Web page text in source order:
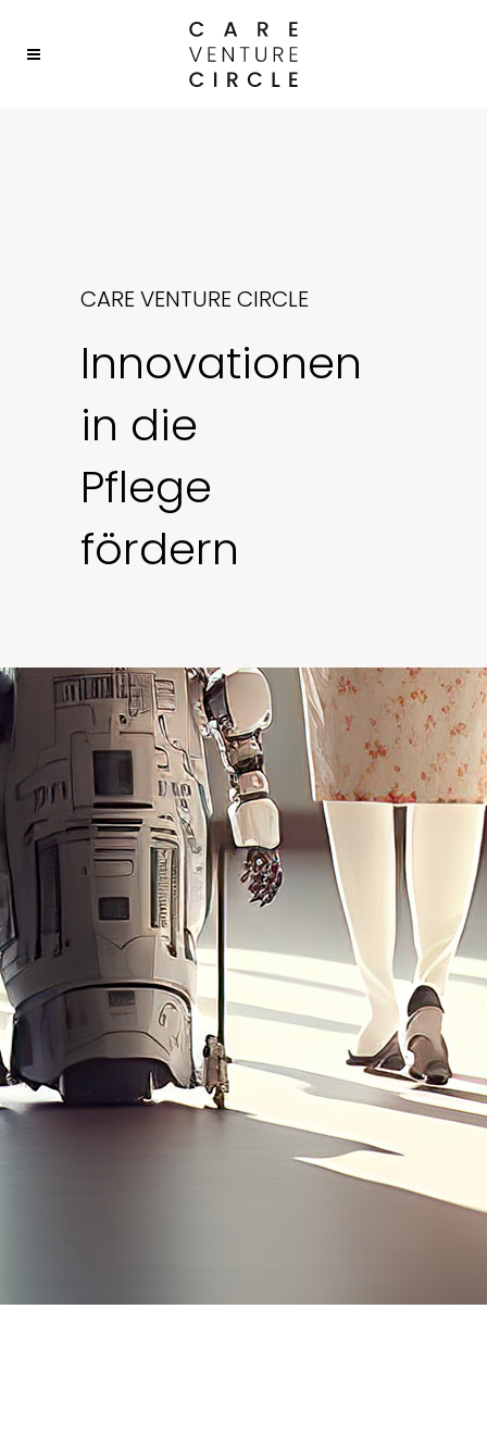
CARE VENTURE CIRCLE
Innovationen
in die
Pflege
fördern